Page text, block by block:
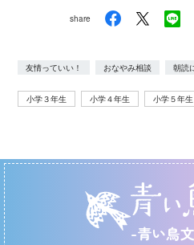
share
友情っていい！ おなやみ相談 朝読
小学３年生 小学４年生 小学５年生
-青い鳥